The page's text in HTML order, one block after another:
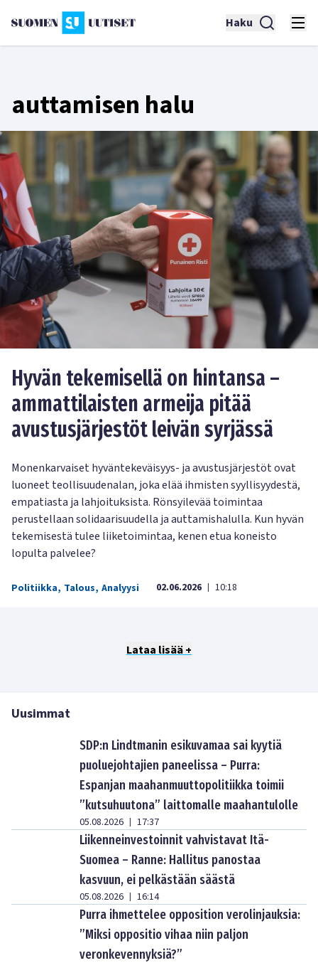
Haku
auttamisen halu
Hyvän tekemisellä on hintansa –
ammattilaisten armeija pitää
avustusjärjestöt leivän syrjässä
Monenkarvaiset hyväntekeväisyys- ja avustusjärjestöt ovat
luoneet teollisuudenalan, joka elää ihmisten syyllisyydestä,
empatiasta ja lahjoituksista. Rönsyilevää toimintaa
perustellaan solidaarisuudella ja auttamishalulla. Kun hyvän
tekemisestä tulee liiketoimintaa, kenen etua koneisto
lopulta palvelee?
Politiikka, Talous, Analyysi 02.06.2026 | 10:18
Lataa lisää +
Uusimmat
SDP:n Lindtmanin esikuvamaa sai kyytiä
puoluejohtajien paneelissa – Purra:
Espanjan maahanmuuttopolitiikka toimii
”kutsuhuutona” laittomalle maahantulolle
05.08.2026 | 17:37
Liikenneinvestoinnit vahvistavat Itä-
Suomea – Ranne: Hallitus panostaa
kasvuun, ei pelkästään säästä
05.08.2026 | 16:14
Purra ihmettelee opposition verolinjauksia:
”Miksi oppositio vihaa niin paljon
veronkevennyksiä?”